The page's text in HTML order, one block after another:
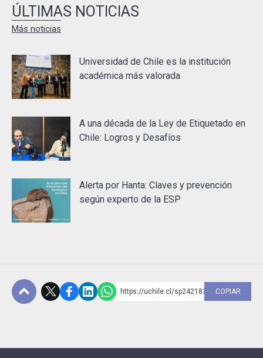
ÚLTIMAS NOTICIAS
Más noticias
Universidad de Chile es la institución
académica más valorada
A una década de la Ley de Etiquetado en
Chile: Logros y Desafíos
Alerta por Hanta: Claves y prevención
según experto de la ESP
https://uchile.cl/sp242183 COPIAR